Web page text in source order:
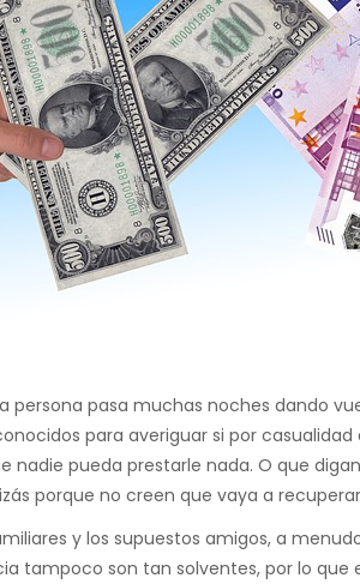
persona pasa muchas noches dando
para averiguar si por
nadie pueda prestarle nada. O que
porque no creen que vaya a
y los supuestos amigos, a
tampoco son tan solventes, por lo que